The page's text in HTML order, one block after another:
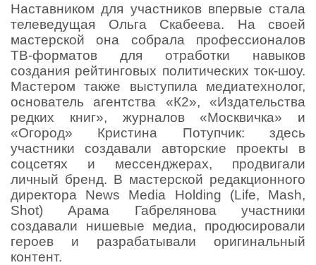
Наставником для участников впервые стала
телеведущая Ольга Скабеева. На своей
мастерской она собрала профессионалов
ТВ-форматов для отработки навыков
создания рейтинговых политических ток-шоу.
Мастером также выступила медиатехнолог,
основатель агентства «К2», «Издательства
редких книг», журналов «Москвичка» и
«Огород» Кристина Потупчик: здесь
участники создавали авторские проекты в
соцсетях и мессенджерах, продвигали
личный бренд. В мастерской редакционного
директора News Media Holding (Life, Mash,
Shot) Арама Габрелянова участники
создавали нишевые медиа, продюсировали
героев и разрабатывали оригинальный
контент.